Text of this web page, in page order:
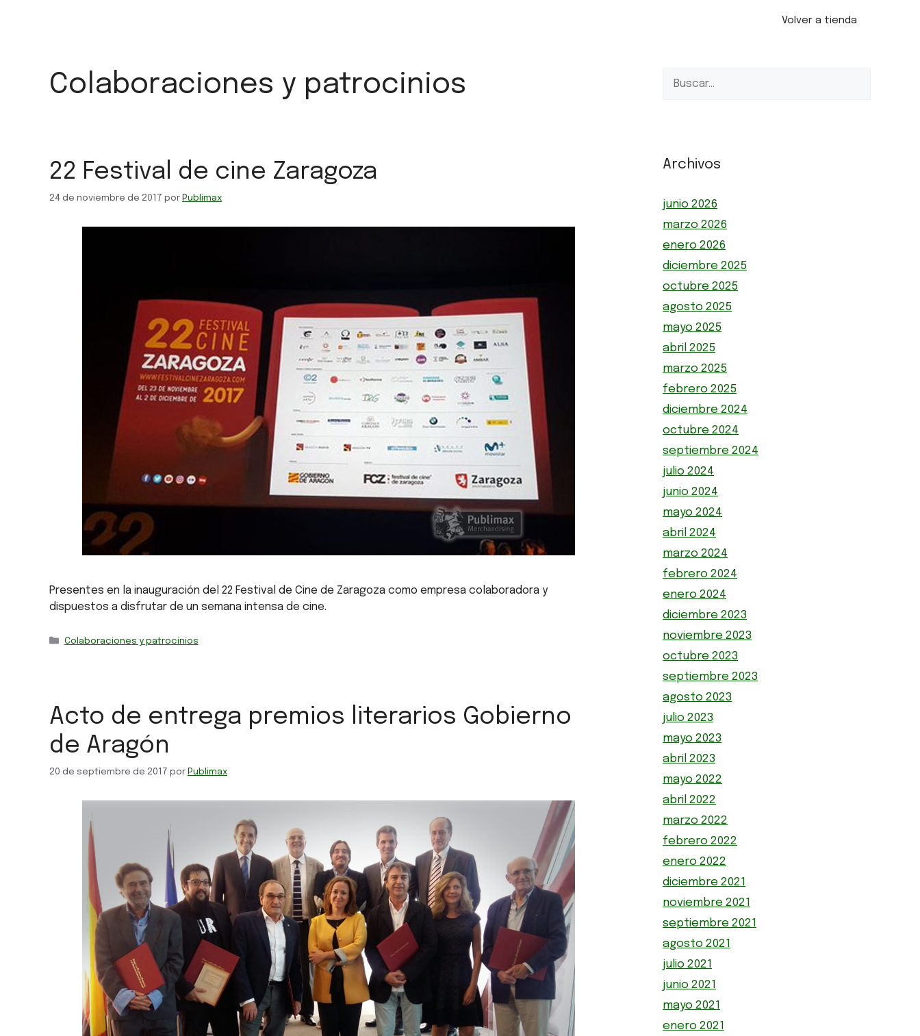
Volver a tienda
Colaboraciones y patrocinios
22 Festival de cine Zaragoza
24 de noviembre de 2017 por Publimax
Presentes en la inauguración del 22 Festival de Cine de Zaragoza como empresa colaboradora y
dispuestos a disfrutar de un semana intensa de cine.
Colaboraciones y patrocinios
Acto de entrega premios literarios Gobierno
de Aragón
20 de septiembre de 2017 por Publimax
Archivos
junio 2026
marzo 2026
enero 2026
diciembre 2025
octubre 2025
agosto 2025
mayo 2025
abril 2025
marzo 2025
febrero 2025
diciembre 2024
octubre 2024
septiembre 2024
julio 2024
junio 2024
mayo 2024
abril 2024
marzo 2024
febrero 2024
enero 2024
diciembre 2023
noviembre 2023
octubre 2023
septiembre 2023
agosto 2023
julio 2023
mayo 2023
abril 2023
mayo 2022
abril 2022
marzo 2022
febrero 2022
enero 2022
diciembre 2021
noviembre 2021
septiembre 2021
agosto 2021
julio 2021
junio 2021
mayo 2021
enero 2021